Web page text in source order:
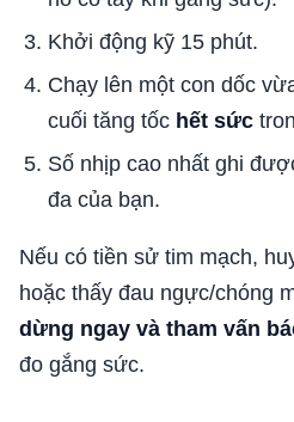
Khởi động kỹ 15 phút.
Chạy lên một con dốc
cuối tăng tốc hết sức
Số nhịp cao nhất ghi
đa của bạn.
Nếu có tiền sử tim mạch,
hoặc thấy đau ngực/chóng
dừng ngay và tham vấn
đo gắng sức.